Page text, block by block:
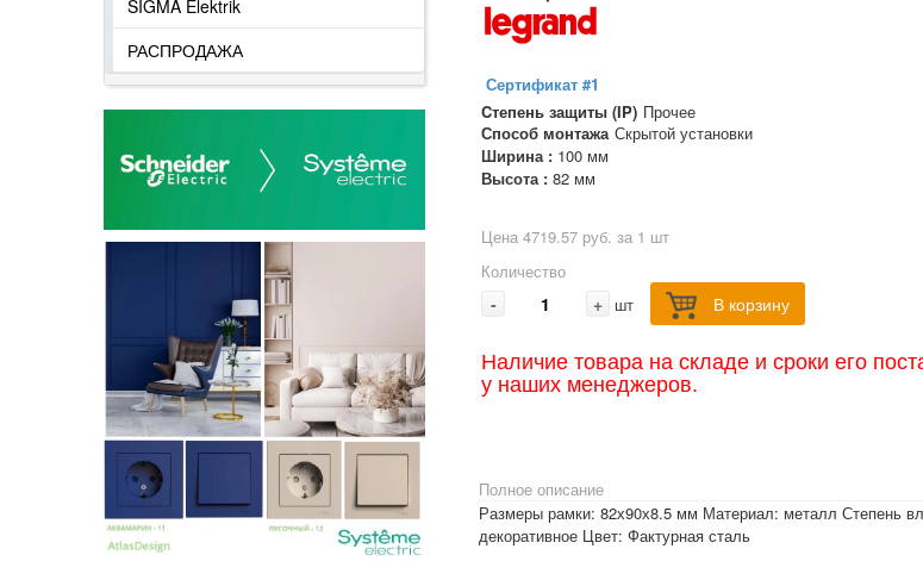
SIGMA Elektrik
РАСПРОДАЖА
Сертификат #1
Cтепень защиты (IP) Прочее
Способ монтажа Скрытой установки
Ширина : 100 мм
Высота :82 мм
Цена 4719.57 руб. за 1 шт
Количество
- + шт В корзину
Наличие товара на складе и сроки его
у наших менеджеров.
Полное описание
Размеры рамки: 82х90х8.5 мм Материал: металл Степень
декоративное Цвет: Фактурная сталь